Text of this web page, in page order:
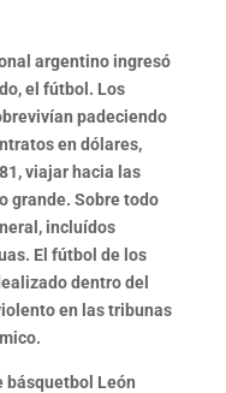
argentino ingresó
el fútbol. Los
padeciendo
en dólares,
viajar hacia las
grande. Sobre todo
incluídos
El fútbol de los
dentro del
en las tribunas
básquetbol León